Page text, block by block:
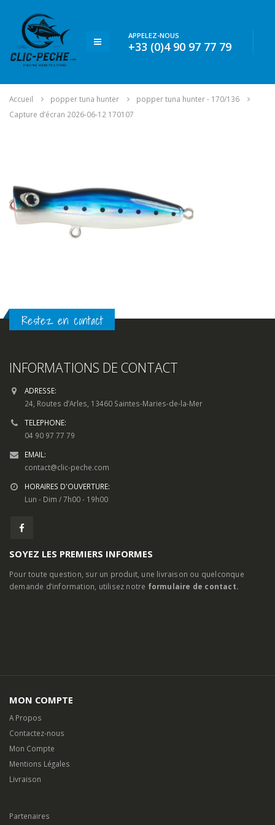
APPELEZ-NOUS
+33 (0)4 90 97 77 79
Accueil popper tuna hunter
popper tuna hunter - 170/136
Capture d’écran 2026-06-12 170107
Restez en contact
INFORMATIONS DE CONTACT
ADRESSE:
24, Routes d’Arles, 13460 Saintes-Maries-de-la-Mer
TELEPHONE:
04 90 97 77 79
EMAIL:
contact@clic-peche.com
HORAIRES D'OUVERTURE:
Lun - Dim / 7h00 - 19h00
SOYEZ LES PREMIERS INFORMES
Pour toute question, sur un produit, une livraison ou quelconque
demande d’information, utilisez notre formulaire de contact.
MON COMPTE
A Propos
Contactez-nous
Mon Compte
Mentions Légales
Livraison
Partenaires